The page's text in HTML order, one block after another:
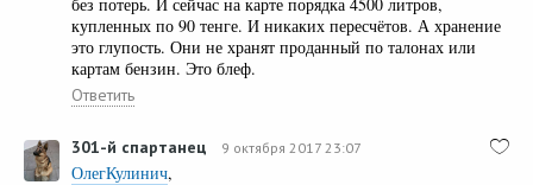
купленных по 90 тенге. И никаких пересчётов. А хранение
это глупость. Они не хранят проданный по талонах или
картам бензин. Это блеф.
Ответить
301-й спартанец 9 октября 2017 23:07
ОлегКулинич,